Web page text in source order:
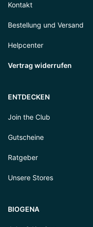
Kontakt
Bestellung und Versand
Helpcenter
Vertrag widerrufen
ENTDECKEN
Join the Club
Gutscheine
Ratgeber
Unsere Stores
BIOGENA